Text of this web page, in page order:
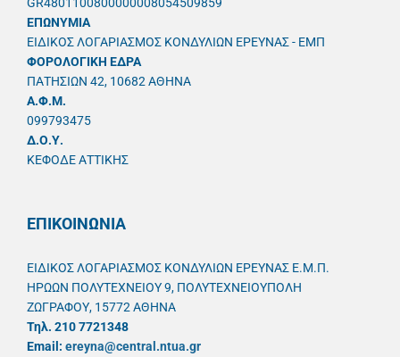
ΕΠΩΝΥΜΙΑ
ΕΙΔΙΚΟΣ ΛΟΓΑΡΙΑΣΜΟΣ ΚΟΝΔΥΛΙΩΝ ΕΡΕΥΝΑΣ - ΕΜΠ
ΦΟΡΟΛΟΓΙΚΗ ΕΔΡΑ
ΠΑΤΗΣΙΩΝ 42, 10682 ΑΘΗΝΑ
A.Φ.Μ.
099793475
Δ.Ο.Υ.
ΚΕΦΟΔΕ ΑΤΤΙΚΗΣ
ΕΠΙΚΟΙΝΩΝΙΑ
ΕΙΔΙΚΟΣ ΛΟΓΑΡΙΑΣΜΟΣ ΚΟΝΔΥΛΙΩΝ ΕΡΕΥΝΑΣ Ε.Μ.Π.
ΗΡΩΩΝ ΠΟΛΥΤΕΧΝΕΙΟΥ 9, ΠΟΛΥΤΕΧΝΕΙΟΥΠΟΛΗ
ΖΩΓΡΑΦΟΥ, 15772 ΑΘΗΝΑ
Τηλ. 210 7721348
Email: ereyna@central.ntua.gr